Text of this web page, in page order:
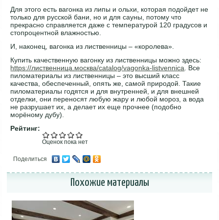
Для этого есть вагонка из липы и ольхи, которая подойдет не
только для русской бани, но и для сауны, потому что
прекрасно справляется даже с температурой 120 градусов и
стопроцентной влажностью.
И, наконец, вагонка из лиственницы – «королева».
Купить качественную вагонку из лиственницы можно здесь:
https://лиственница.москва/catalog/vagonka-listvennica . Все
пиломатериалы из лиственницы – это высший класс
качества, обеспеченный, опять же, самой природой. Такие
пиломатериалы годятся и для внутренней, и для внешней
отделки, они переносят любую жару и любой мороз, а вода
не разрушает их, а делает их еще прочнее (подобно
морёному дубу).
Рейтинг:
Оценок пока нет
Поделиться
Похожие материалы